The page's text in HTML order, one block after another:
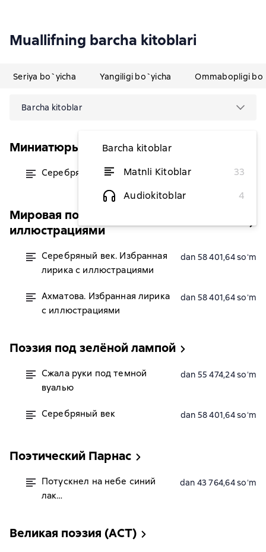
Muallifning barcha kitoblari
Seriya bo`yicha Yangiligi bo`yicha Ommabopligi
Barcha kitoblar
Barcha kitoblar
Matnli Kitoblar
33
Audiokitoblar
4
Миниатюры в футляре
Серебряный век dan 61 329,04 soʻm
Мировая поэзия. Подарочное издание с
иллюстрациями
Серебряный век. Избранная
лирика с иллюстрациями
dan 58 401,64 soʻm
Ахматова. Избранная лирика
с иллюстрациями
dan 58 401,64 soʻm
Поэзия под зелёной лампой
Сжала руки под темной
вуалью
dan 55 474,24 soʻm
Серебряный век dan 58 401,64 soʻm
Поэтический Парнас
Потускнел на небе синий
лак…
dan 43 764,64 soʻm
Великая поэзия (АСТ)